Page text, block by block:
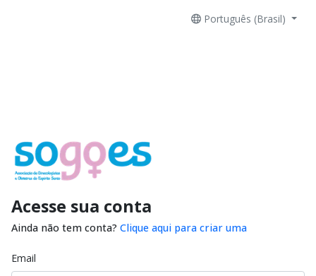
Português (Brasil)
Acesse sua conta
Ainda não tem conta? Clique aqui para criar uma
Email